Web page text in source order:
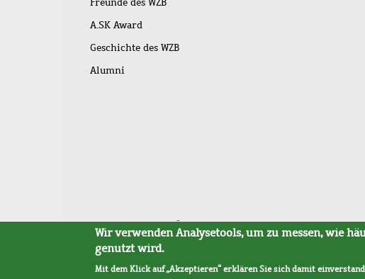
A.SK Award
Geschichte des WZB
Alumni
Fußleistenmenü
SitemapBarrierefreiheitImpressumDatenschutzAVB
Wir verwenden Analysetools, um zu messen, wie
genutzt wird.
Mit dem Klick auf „Akzeptieren“ erklären Sie sich damit